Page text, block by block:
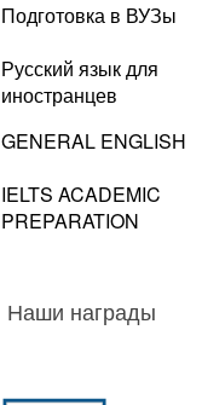
Подготовка в ВУЗы
Русский язык для
иностранцев
GENERAL ENGLISH
IELTS ACADEMIC
PREPARATION
Наши награды